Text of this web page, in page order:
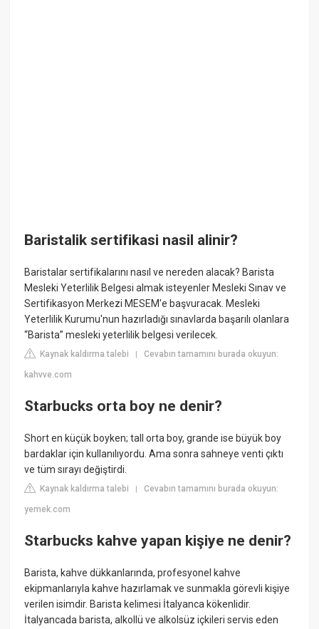
Baristalik sertifikasi nasil alinir?
Baristalar sertifikalarını nasıl ve nereden alacak? Barista
Mesleki Yeterlilik Belgesi almak isteyenler Mesleki Sınav ve
Sertifikasyon Merkezi MESEM'e başvuracak. Mesleki
Yeterlilik Kurumu'nun hazırladığı sınavlarda başarılı olanlara
“Barista” mesleki yeterlilik belgesi verilecek.
Kaynak kaldırma talebi |Cevabın tamamını burada okuyun:
kahvve.com
Starbucks orta boy ne denir?
Short en küçük boyken; tall orta boy, grande ise büyük boy
bardaklar için kullanılıyordu. Ama sonra sahneye venti çıktı
ve tüm sırayı değiştirdi.
Kaynak kaldırma talebi |Cevabın tamamını burada okuyun:
yemek.com
Starbucks kahve yapan kişiye ne denir?
Barista, kahve dükkanlarında, profesyonel kahve
ekipmanlarıyla kahve hazırlamak ve sunmakla görevli kişiye
verilen isimdir. Barista kelimesi İtalyanca kökenlidir.
İtalyancada barista, alkollü ve alkolsüz içkileri servis eden